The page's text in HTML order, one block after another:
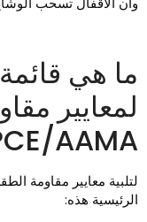
هي قائمة
CE/
هذه: